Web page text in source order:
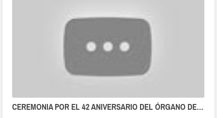
CEREMONIA POR EL 42 ANIVERSARIO DEL ÓRGANO DE CONTROL DE LA MAGISTRATURA (OCMA)